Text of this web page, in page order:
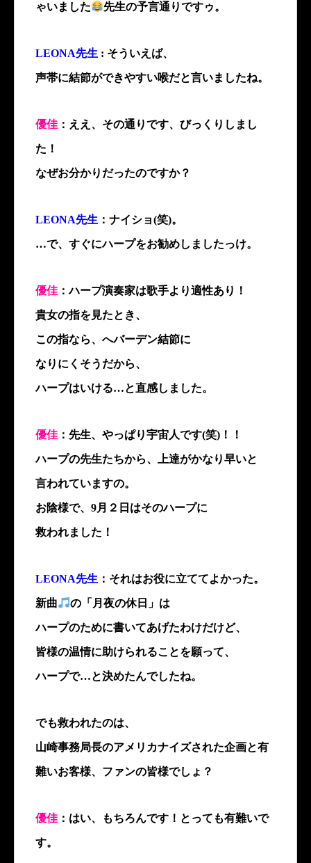
ゃいました 先生の予言通りですゥ。
LEONA先生 : そういえば、
声帯に結節ができやすい喉だと言いましたね。
優佳 ：ええ、その通りです、びっくりしまし
た！
なぜお分かりだったのですか？
LEONA先生 ：ナイショ(笑)。
…で、すぐにハープをお勧めしましたっけ。
優佳 ：ハープ演奏家は歌手より適性あり！
貴女の指を見たとき、
この指なら、へバーデン結節に
なりにくそうだから、
ハープはいける…と直感しました。
優佳 ：先生、やっぱり宇宙人です(笑)！！
ハープの先生たちから、上達がかなり早いと
言われていますの。
お陰様で、9月２日はそのハープに
救われました！
LEONA先生 ：それはお役に立ててよかった。
新曲 の「月夜の休日」は
ハープのために書いてあげたわけだけど、
皆様の温情に助けられることを願って、
ハープで…と決めたんでしたね。
でも救われたのは、
山崎事務局長のアメリカナイズされた企画と有
難いお客様、ファンの皆様でしょ？
優佳 ：はい、もちろんです！とっても有難いで
す。